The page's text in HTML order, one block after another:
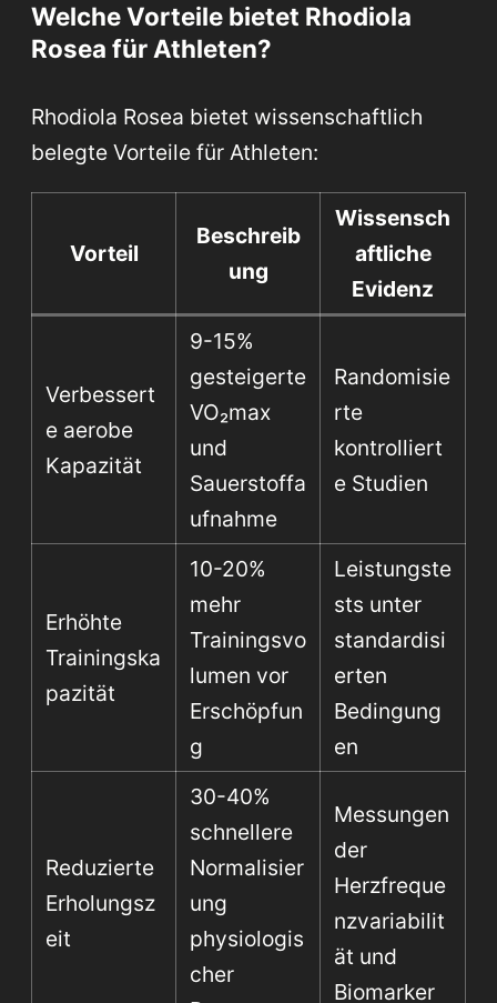
Welche Vorteile bietet Rhodiola
Rosea für Athleten?
Rhodiola Rosea bietet wissenschaftlich
belegte Vorteile für Athleten:
Vorteil
Beschreib
ung
Wissensch
aftliche
Evidenz
Verbessert
e aerobe
Kapazität
9-15%
gesteigerte
VO₂max
und
Sauerstoffa
ufnahme
Randomisie
rte
kontrolliert
e Studien
Erhöhte
Trainingska
pazität
10-20%
mehr
Trainingsvo
lumen vor
Erschöpfun
g
Leistungste
sts unter
standardisi
erten
Bedingung
en
Reduzierte
Erholungsz
eit
30-40%
schnellere
Normalisier
ung
physiologis
cher
Messungen
der
Herzfreque
nzvariabilit
ät und
Biomarker